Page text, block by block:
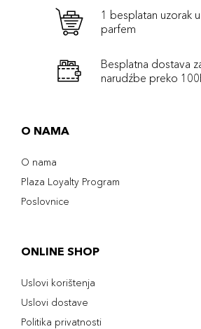
1 besplatan uzorak
parfem
Besplatna dostava
narudźbe preko
O NAMA
O nama
Plaza Loyalty Program
Poslovnice
ONLINE SHOP
Uslovi korištenja
Uslovi dostave
Politika privatnosti